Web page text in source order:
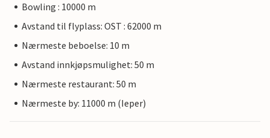
Bowling : 10000 m
Avstand til flyplass: OST : 62000 m
Nærmeste beboelse: 10 m
Avstand innkjøpsmulighet: 50 m
Nærmeste restaurant: 50 m
Nærmeste by: 11000 m (Ieper)